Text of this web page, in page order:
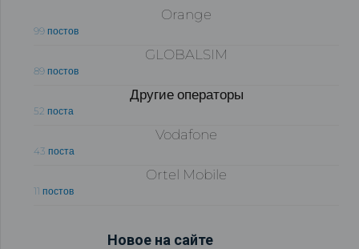
Orange
99 постов
GLOBALSIM
89 постов
Другие операторы
52 поста
Vodafone
43 поста
Ortel Mobile
11 постов
Новое на сайте